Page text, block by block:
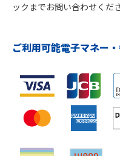
ックまでお問い合わせくだ
ご利用可能電子マネー